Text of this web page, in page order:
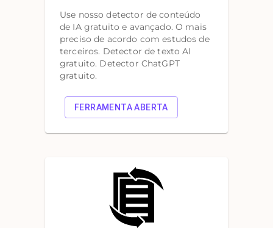
Use nosso detector de conteúdo
de IA gratuito e avançado. O mais
preciso de acordo com estudos de
terceiros. Detector de texto AI
gratuito. Detector ChatGPT
gratuito.
FERRAMENTA ABERTA